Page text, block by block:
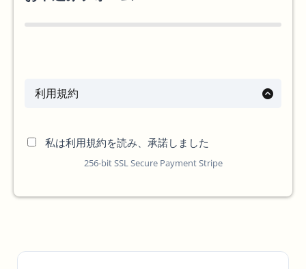
利用規約
私は利用規約を読み、承諾しました
256-bit SSL Secure Payment Stripe